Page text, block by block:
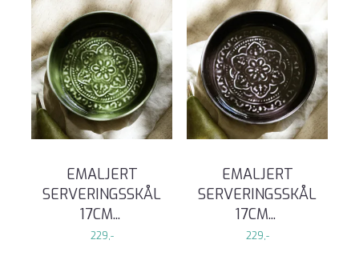
EMALJERT
SERVERINGSSKÅL
17CM...
229,-
EMALJERT
SERVERINGSSKÅL
17CM...
229,-